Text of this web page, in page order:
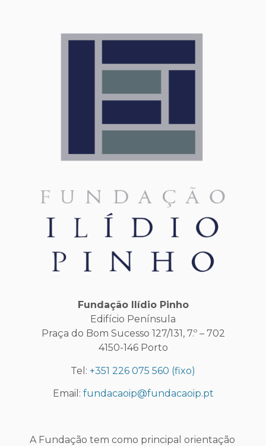
Fundação Ilídio Pinho
Edifício Península
Praça do Bom Sucesso 127/131, 7.º – 702
4150-146 Porto
Tel: +351 226 075 560 (fixo)
Email: fundacaoip@fundacaoip.pt
A Fundação tem como principal orientação